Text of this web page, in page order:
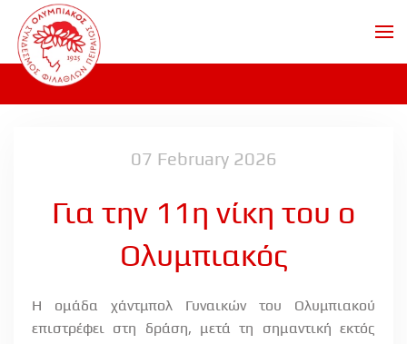
Skip to main content
07 February 2026
Για την 11η νίκη του ο
Ολυμπιακός
Η ομάδα χάντμπολ Γυναικών του Ολυμπιακού
επιστρέφει στη δράση, μετά τη σημαντική εκτός